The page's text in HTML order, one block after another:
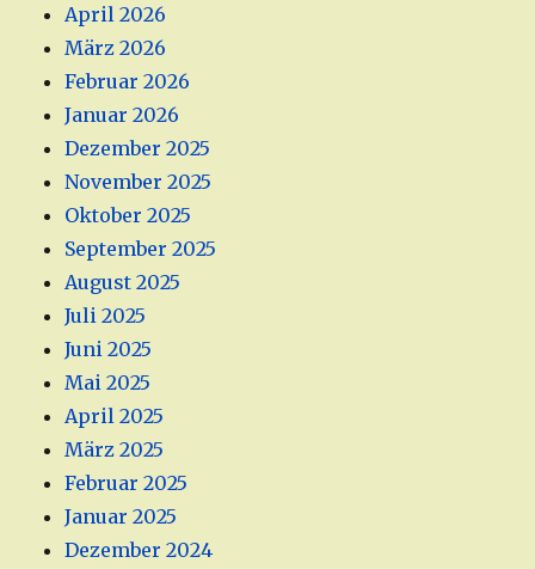
April 2026
März 2026
Februar 2026
Januar 2026
Dezember 2025
November 2025
Oktober 2025
September 2025
August 2025
Juli 2025
Juni 2025
Mai 2025
April 2025
März 2025
Februar 2025
Januar 2025
Dezember 2024